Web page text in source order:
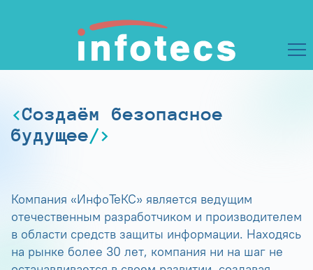
Создаём безопасное
будущее
Компания «ИнфоТеКС» является ведущим
отечественным разработчиком и производителем
в области средств защиты информации. Находясь
на рынке более 30 лет, компания ни на шаг не